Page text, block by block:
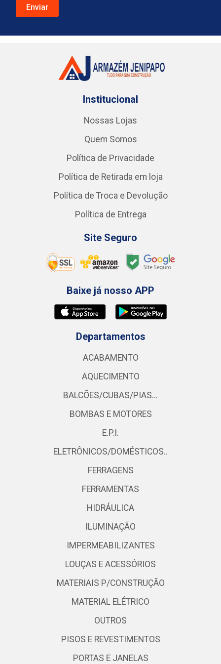
Institucional
Nossas Lojas
Quem Somos
Política de Privacidade
Política de Retirada em loja
Política de Troca e Devolução
Política de Entrega
Site Seguro
Baixe já nosso APP
Departamentos
ACABAMENTO
AQUECIMENTO
BALCÕES/CUBAS/PIAS...
BOMBAS E MOTORES
E.P.I.
ELETRÔNICOS/DOMÉSTICOS..
FERRAGENS
FERRAMENTAS
HIDRÁULICA
ILUMINAÇÃO
IMPERMEABILIZANTES
LOUÇAS E ACESSÓRIOS
MATERIAIS P/CONSTRUÇÃO
MATERIAL ELÉTRICO
OUTROS
PISOS E REVESTIMENTOS
PORTAS E JANELAS